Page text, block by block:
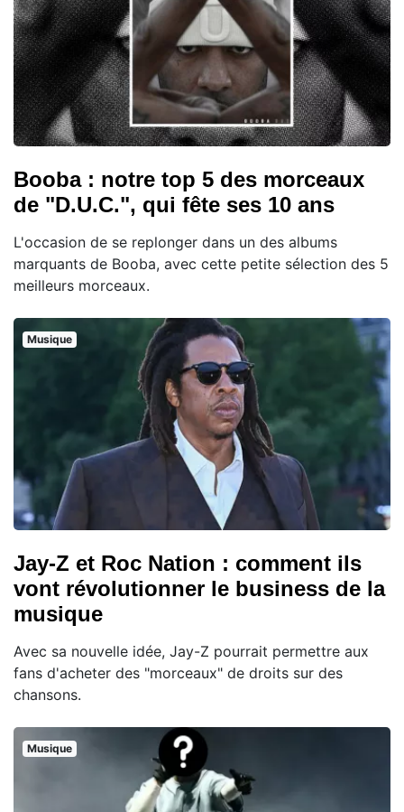
Booba : notre top 5 des morceaux
de "D.U.C.", qui fête ses 10 ans
L'occasion de se replonger dans un des albums
marquants de Booba, avec cette petite sélection des 5
meilleurs morceaux.
Musique
Jay-Z et Roc Nation : comment ils
vont révolutionner le business de la
musique
Avec sa nouvelle idée, Jay-Z pourrait permettre aux
fans d'acheter des "morceaux" de droits sur des
chansons.
Musique